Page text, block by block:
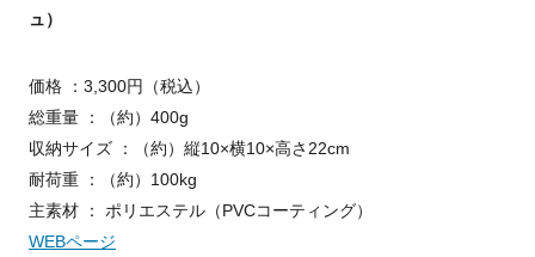
ュ）
価格 ：3,300円（税込）
総重量 ：（約）400g
収納サイズ ：（約）縦10×横10×高さ22cm
耐荷重 ：（約）100kg
主素材 ： ポリエステル（PVCコーティング）
WEBページ